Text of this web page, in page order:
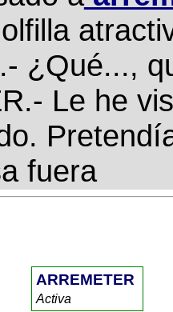
¿Qué...,
Le he
fuera
ARREMETER
Activa